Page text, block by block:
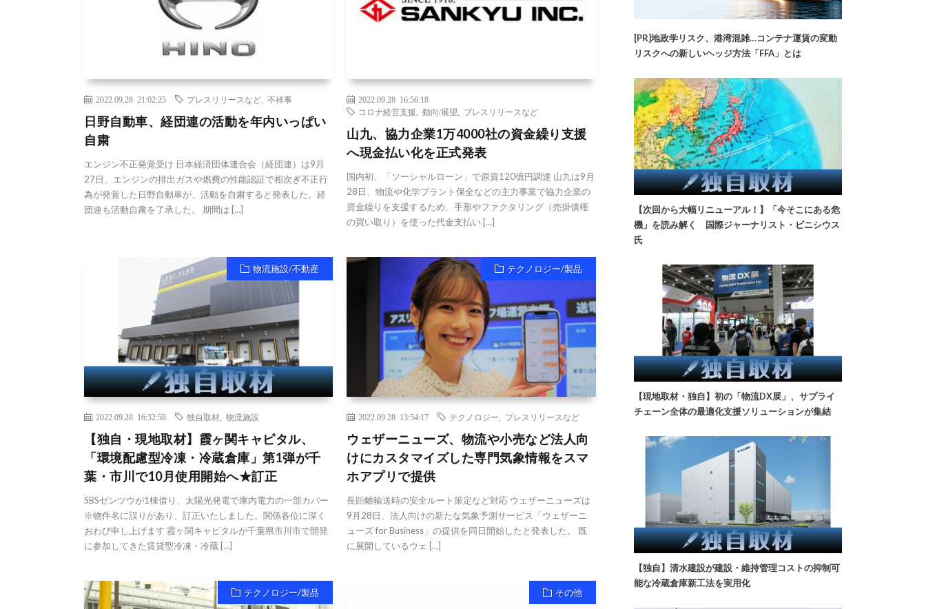
2022.09.28 21:02:25 プレスリリースなど 不祥事
日野自動車、経団連の活動を年内いっぱい
自粛
エンジン不正発覚受け 日本経済団体連合会（経団連）は9月
27日、エンジンの排出ガスや燃費の性能認証で相次ぎ不正行
為が発覚した日野自動車が、活動を自粛すると発表した。経
団連も活動自粛を了承した。 期間は […]
2022.09.28 16:56:18
コロナ経営支援
,動向/展望 プレスリリースなど
山九、協力企業1万4000社の資金繰り支援
へ現金払い化を正式発表
国内初、「ソーシャルローン」で原資120億円調達 山九は9月
28日、物流や化学プラント保全などの主力事業で協力企業の
資金繰りを支援するため、手形やファクタリング（売掛債権
の買い取り）を使った代金支払い […]
物流施設/不動産
2022.09.28 16:32:58 独自取材 物流施設
【独自・現地取材】霞ヶ関キャピタル、
「環境配慮型冷凍・冷蔵倉庫」第1弾が千
葉・市川で10月使用開始へ★訂正
SBSゼンツウが1棟借り、太陽光発電で庫内電力の一部カバー
※物件名に誤りがあり、訂正いたしました。関係各位に深く
おわび申し上げます 霞ヶ関キャピタルが千葉県市川市で開発
に参加してきた賃貸型冷凍・冷蔵 […]
テクノロジー/製品
2022.09.28 13:54:17 テクノロジー プレスリリースなど
ウェザーニューズ、物流や小売など法人向
けにカスタマイズした専門気象情報をスマ
ホアプリで提供
長距離輸送時の安全ルート策定など対応 ウェザーニューズは
9月28日、法人向けの新たな気象予測サービス「ウェザーニ
ューズ for Business」の提供を同日開始したと発表した。 既
に展開しているウェ […]
テクノロジー/製品 その他
[PR]地政学リスク、港湾混雑…コンテナ運賃の変動
リスクへの新しいヘッジ方法「FFA」とは
【次回から大幅リニューアル！】「今そこにある危
機」を読み解く 国際ジャーナリスト・ビニシウス
氏
【現地取材・独自】初の「物流DX展」、サプライ
チェーン全体の最適化支援ソリューションが集結
【独自】清水建設が建設・維持管理コストの抑制可
能な冷蔵倉庫新工法を実用化